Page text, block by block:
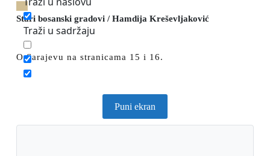
Traži u sadržaju
Button
CLOSE
BUTTON
Stari bosanski gradovi / Hamdija Kreševljaković
O Sarajevu na stranicama 15 i 16.
Puni ekran